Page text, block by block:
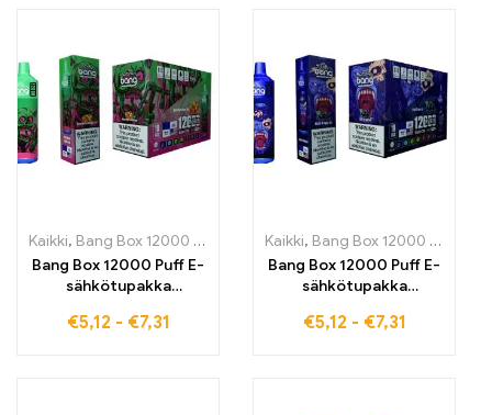
pitkäkestoiseen
höyrystämiseen
jokaisessa tilanteessa
Kaikki, Bang Box 12000 Puffs kertakäyttöiset E-savut,
Bang Box 12000 Puff E-
sähkötupakka
kertakäyttöiset
€5,12 - €7,31
Kaikki, Bang Box 12000 Puffs
Bang Box 12000 Puff E-
sähkötupakka
kertakäyttöiset
€5,12 - €7,31